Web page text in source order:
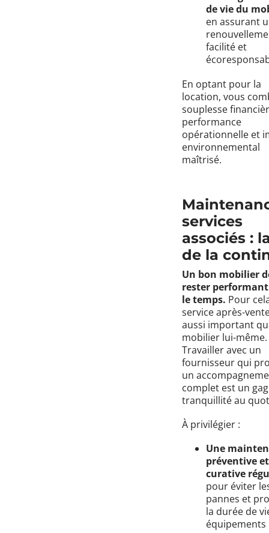
de vie du
en assurant
facilité et
En optant pour la
location, vous
souplesse
performance
opérationnelle et
environnemental
maîtrisé.
services
associés :
de la
Un bon mobilier
rester
le temps. Pour
service après-
aussi important
mobilier lui-même.
Travailler avec un
fournisseur qui
un
complet est un
tranquillité au
À privilégier :
Une
préventive et
curative
pour éviter
pannes et
la durée de
équipements